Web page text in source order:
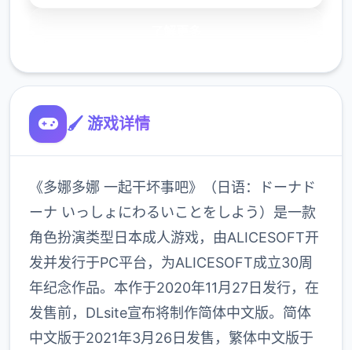
🖌️ 游戏详情
《多娜多娜 一起干坏事吧》（日语：ドーナド
ーナ いっしょにわるいことをしよう）是一款
角色扮演类型日本成人游戏，由ALICESOFT开
发并发行于PC平台，为ALICESOFT成立30周
年纪念作品。本作于2020年11月27日发行，在
发售前，DLsite宣布将制作简体中文版。简体
中文版于2021年3月26日发售，繁体中文版于